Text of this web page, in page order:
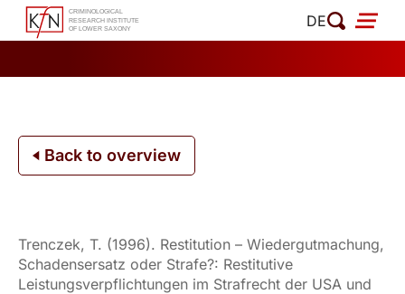
Skip
DE
Back to overview
Trenczek, T. (1996). Restitution – Wiedergutmachung,
Schadensersatz oder Strafe?: Restitutive
Leistungsverpflichtungen im Strafrecht der USA und